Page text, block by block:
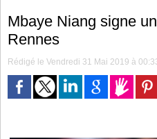
Mbaye Niang signe
Rennes
Rédigé le Vendredi 31 Mai 2019 à